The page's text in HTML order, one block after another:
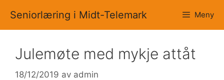
innhold
Seniorlæring i Midt-Telemark Meny
Julemøte med mykje attåt
18/12/2019 av admin